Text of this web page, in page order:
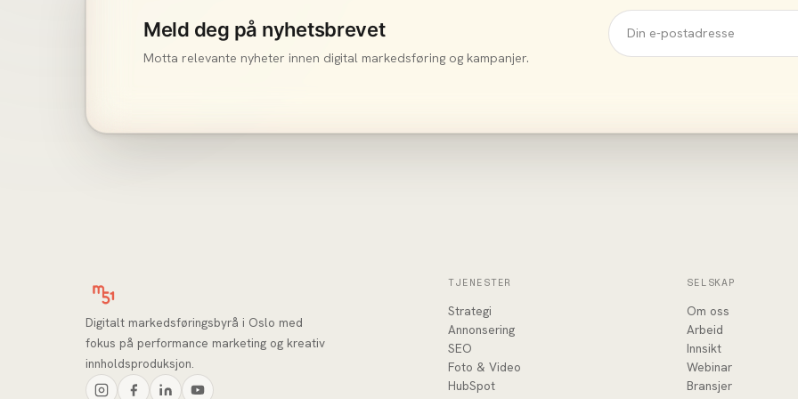
Meld deg på nyhetsbrevet
Motta relevante nyheter innen digital markedsføring og kampanjer.
Digitalt markedsføringsbyrå i Oslo med
fokus på performance marketing og kreativ
innholdsproduksjon.
TJENESTER
Strategi
Annonsering
SEO
Foto & Video
HubSpot
SELSKAP
Om oss
Arbeid
Innsikt
Webinar
Bransjer